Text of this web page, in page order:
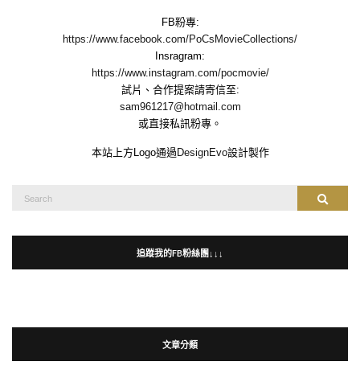
FB粉專:
https://www.facebook.com/PoCsMovieCollections/
Insragram:
https://www.instagram.com/pocmovie/
試片、合作提案請寄信至:
sam961217@hotmail.com
或直接私訊粉專。
本站上方Logo通過DesignEvo設計製作
Search
追蹤我的FB粉絲團↓↓↓
文章分類